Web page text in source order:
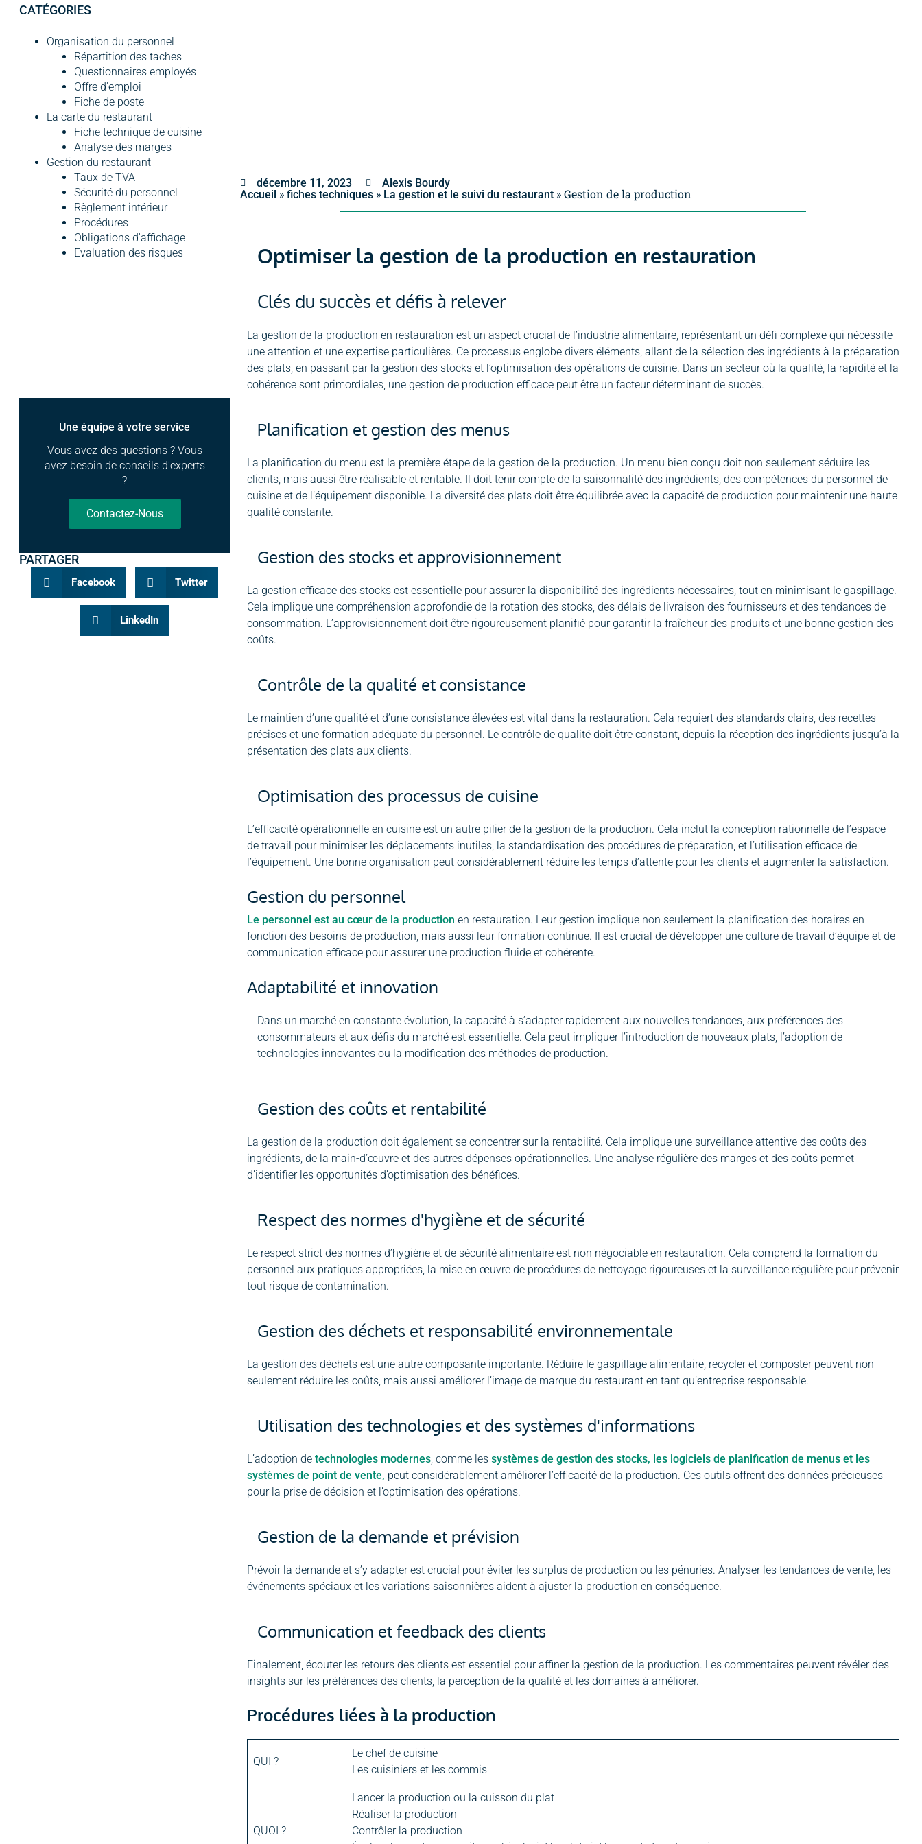
CATÉGORIES
Organisation du personnel
Répartition des taches
Questionnaires employés
Offre d'emploi
Fiche de poste
La carte du restaurant
Fiche technique de cuisine
Analyse des marges
Gestion du restaurant
Taux de TVA
Sécurité du personnel
Règlement intérieur
Procédures
Obligations d'affichage
Evaluation des risques
Une équipe à votre service
Vous avez des questions ? Vous
avez besoin de conseils d'experts
?
Contactez-Nous
PARTAGER
Facebook Twitter
LinkedIn
décembre 11, 2023
Alexis Bourdy
Accueil » fiches techniques » La gestion et le suivi du restaurant »Gestion de la production
Optimiser la gestion de la production en restauration
Clés du succès et défis à relever
La gestion de la production en restauration est un aspect crucial de l’industrie alimentaire, représentant un défi complexe qui nécessite
une attention et une expertise particulières. Ce processus englobe divers éléments, allant de la sélection des ingrédients à la préparation
des plats, en passant par la gestion des stocks et l’optimisation des opérations de cuisine. Dans un secteur où la qualité, la rapidité et la
cohérence sont primordiales, une gestion de production efficace peut être un facteur déterminant de succès.
Planification et gestion des menus
La planification du menu est la première étape de la gestion de la production. Un menu bien conçu doit non seulement séduire les
clients, mais aussi être réalisable et rentable. Il doit tenir compte de la saisonnalité des ingrédients, des compétences du personnel de
cuisine et de l’équipement disponible. La diversité des plats doit être équilibrée avec la capacité de production pour maintenir une haute
qualité constante.
Gestion des stocks et approvisionnement
La gestion efficace des stocks est essentielle pour assurer la disponibilité des ingrédients nécessaires, tout en minimisant le gaspillage.
Cela implique une compréhension approfondie de la rotation des stocks, des délais de livraison des fournisseurs et des tendances de
consommation. L’approvisionnement doit être rigoureusement planifié pour garantir la fraîcheur des produits et une bonne gestion des
coûts.
Contrôle de la qualité et consistance
Le maintien d’une qualité et d’une consistance élevées est vital dans la restauration. Cela requiert des standards clairs, des recettes
précises et une formation adéquate du personnel. Le contrôle de qualité doit être constant, depuis la réception des ingrédients jusqu’à la
présentation des plats aux clients.
Optimisation des processus de cuisine
L’efficacité opérationnelle en cuisine est un autre pilier de la gestion de la production. Cela inclut la conception rationnelle de l’espace
de travail pour minimiser les déplacements inutiles, la standardisation des procédures de préparation, et l’utilisation efficace de
l’équipement. Une bonne organisation peut considérablement réduire les temps d’attente pour les clients et augmenter la satisfaction.
Gestion du personnel
Le personnel est au cœur de la production en restauration. Leur gestion implique non seulement la planification des horaires en
fonction des besoins de production, mais aussi leur formation continue. Il est crucial de développer une culture de travail d’équipe et de
communication efficace pour assurer une production fluide et cohérente.
Adaptabilité et innovation
Dans un marché en constante évolution, la capacité à s’adapter rapidement aux nouvelles tendances, aux préférences des
consommateurs et aux défis du marché est essentielle. Cela peut impliquer l’introduction de nouveaux plats, l’adoption de
technologies innovantes ou la modification des méthodes de production.
Gestion des coûts et rentabilité
La gestion de la production doit également se concentrer sur la rentabilité. Cela implique une surveillance attentive des coûts des
ingrédients, de la main-d’œuvre et des autres dépenses opérationnelles. Une analyse régulière des marges et des coûts permet
d’identifier les opportunités d’optimisation des bénéfices.
Respect des normes d'hygiène et de sécurité
Le respect strict des normes d’hygiène et de sécurité alimentaire est non négociable en restauration. Cela comprend la formation du
personnel aux pratiques appropriées, la mise en œuvre de procédures de nettoyage rigoureuses et la surveillance régulière pour prévenir
tout risque de contamination.
Gestion des déchets et responsabilité environnementale
La gestion des déchets est une autre composante importante. Réduire le gaspillage alimentaire, recycler et composter peuvent non
seulement réduire les coûts, mais aussi améliorer l’image de marque du restaurant en tant qu’entreprise responsable.
Utilisation des technologies et des systèmes d'informations
L’adoption de technologies modernes , comme les systèmes de gestion des stocks, les logiciels de planification de menus et les
systèmes de point de vente, peut considérablement améliorer l’efficacité de la production. Ces outils offrent des données précieuses
pour la prise de décision et l’optimisation des opérations.
Gestion de la demande et prévision
Prévoir la demande et s’y adapter est crucial pour éviter les surplus de production ou les pénuries. Analyser les tendances de vente, les
événements spéciaux et les variations saisonnières aident à ajuster la production en conséquence.
Communication et feedback des clients
Finalement, écouter les retours des clients est essentiel pour affiner la gestion de la production. Les commentaires peuvent révéler des
insights sur les préférences des clients, la perception de la qualité et les domaines à améliorer.
Procédures liées à la production
QUI ?
Le chef de cuisine
Les cuisiniers et les commis
QUOI ?
Lancer la production ou la cuisson du plat
Réaliser la production
Contrôler la production